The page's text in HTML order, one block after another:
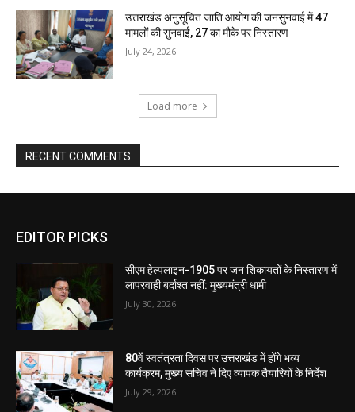
उत्तराखंड अनुसूचित जाति आयोग की जनसुनवाई में 47
मामलों की सुनवाई, 27 का मौके पर निस्तारण
July 24, 2026
Load more
RECENT COMMENTS
EDITOR PICKS
सीएम हेल्पलाइन-1905 पर जन शिकायतों के निस्तारण में
लापरवाही बर्दाश्त नहीं: मुख्यमंत्री धामी
July 30, 2026
80वें स्वतंत्रता दिवस पर उत्तराखंड में होंगे भव्य
कार्यक्रम, मुख्य सचिव ने दिए व्यापक तैयारियों के निर्देश
July 29, 2026